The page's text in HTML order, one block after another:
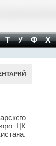
Т У Ф Х
ЦК